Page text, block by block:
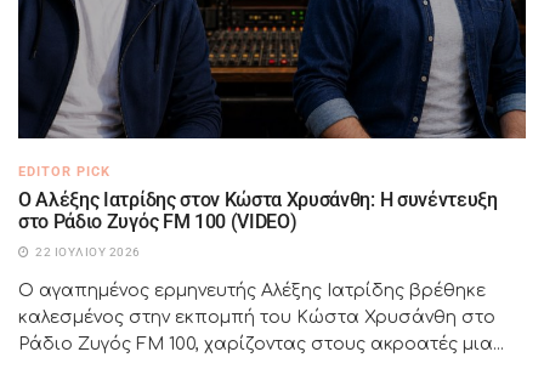
EDITOR PICK
Ο Αλέξης Ιατρίδης στον Κώστα Χρυσάνθη: Η συνέντευξη
στο Ράδιο Ζυγός FM 100 (VIDEO)
22 ΙΟΥΛΊΟΥ 2026
Ο αγαπημένος ερμηνευτής Αλέξης Ιατρίδης βρέθηκε
καλεσμένος στην εκπομπή του Κώστα Χρυσάνθη στο
Ράδιο Ζυγός FM 100, χαρίζοντας στους ακροατές μια...